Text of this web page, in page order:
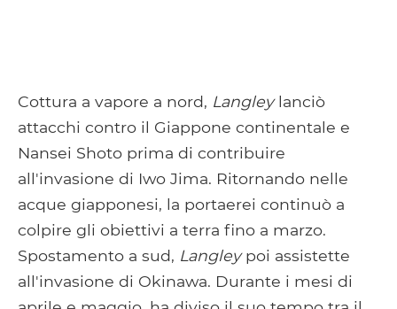
Cottura a vapore a nord, Langleylanciò
attacchi contro il Giappone continentale e
Nansei Shoto prima di contribuire
all'invasione di Iwo Jima. Ritornando nelle
acque giapponesi, la portaerei continuò a
colpire gli obiettivi a terra fino a marzo.
Spostamento a sud, Langleypoi assistette
all'invasione di Okinawa. Durante i mesi di